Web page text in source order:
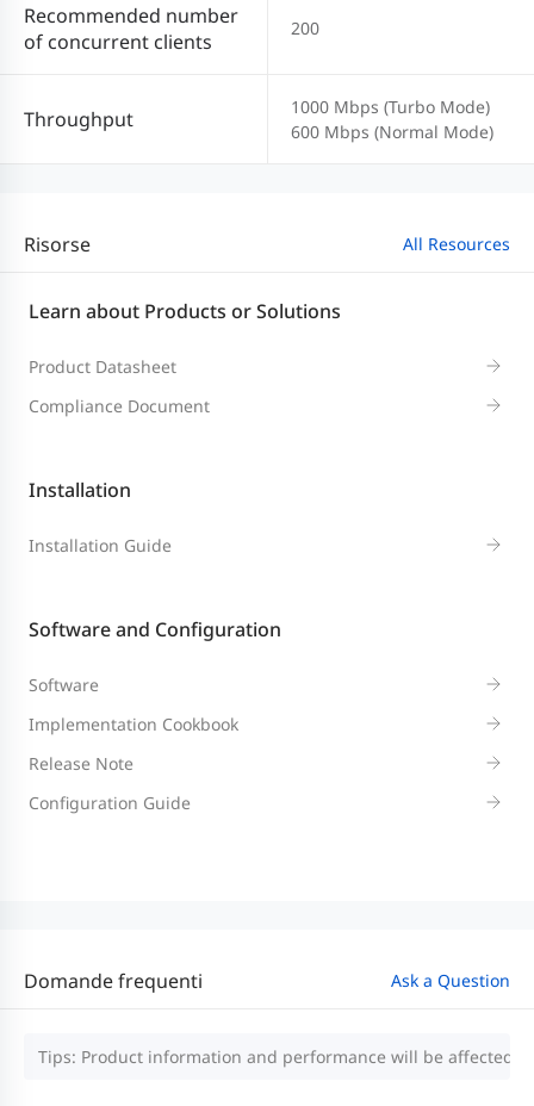
Recommended number
of concurrent clients
200
Throughput
1000 Mbps (Turbo Mode)
600 Mbps (Normal Mode)
Risorse All Resources
Learn about Products or Solutions
Product Datasheet
Compliance Document
Installation
Installation Guide
Software and Configuration
Software
Implementation Cookbook
Release Note
Configuration Guide
Domande frequenti Ask a Question
Tips: Product information and performance will be affected